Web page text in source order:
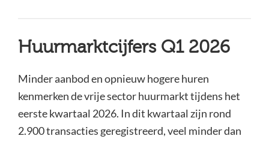
Huurmarktcijfers Q1 2026
Minder aanbod en opnieuw hogere huren
kenmerken de vrije sector huurmarkt tijdens het
eerste kwartaal 2026. In dit kwartaal zijn rond
2.900 transacties geregistreerd, veel minder dan